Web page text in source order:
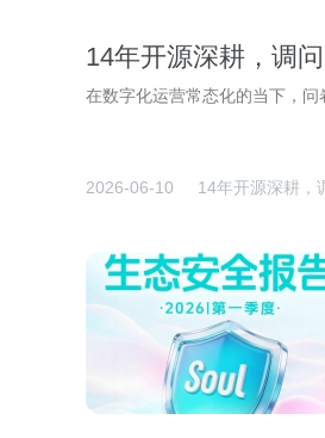
14年开源深耕，调
在数字化运营常态化的当下，问
2026-06-10 14年开源深耕，